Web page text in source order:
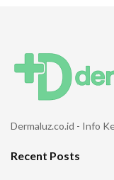
Dermaluz.co.id - Info
Recent Posts